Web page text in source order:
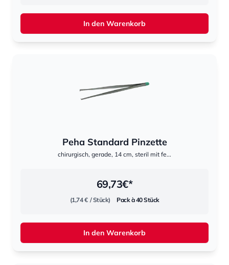
In den Warenkorb
Peha Standard Pinzette
chirurgisch, gerade, 14 cm, steril mit fe...
69,73€*
(1,74 € / Stück) Pack à 40 Stück
In den Warenkorb